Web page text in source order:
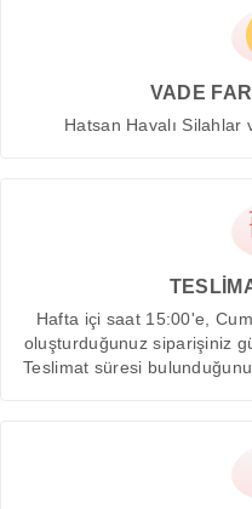
VADE
Hatsan Havalı Silahlar
Hafta içi saat 15:00'e,
oluşturduğunuz siparişiniz
Teslimat süresi